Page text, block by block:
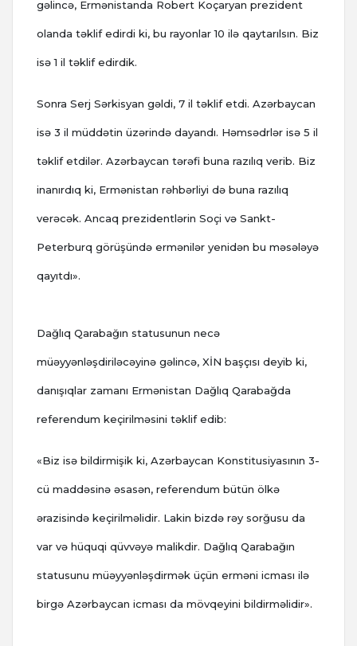
gəlincə, Ermənistanda Robert Koçaryan prezident
olanda təklif edirdi ki, bu rayonlar 10 ilə qaytarılsın. Biz
isə 1 il təklif edirdik.
Sonra Serj Sərkisyan gəldi, 7 il təklif etdi. Azərbaycan
isə 3 il müddətin üzərində dayandı. Həmsədrlər isə 5 il
təklif etdilər. Azərbaycan tərəfi buna razılıq verib. Biz
inanırdıq ki, Ermənistan rəhbərliyi də buna razılıq
verəcək. Ancaq prezidentlərin Soçi və Sankt-
Peterburq görüşündə ermənilər yenidən bu məsələyə
qayıtdı».
Dağlıq Qarabağın statusunun necə
müəyyənləşdiriləcəyinə gəlincə, XİN başçısı deyib ki,
danışıqlar zamanı Ermənistan Dağlıq Qarabağda
referendum keçirilməsini təklif edib:
«Biz isə bildirmişik ki, Azərbaycan Konstitusiyasının 3-
cü maddəsinə əsasən, referendum bütün ölkə
ərazisində keçirilməlidir. Lakin bizdə rəy sorğusu da
var və hüquqi qüvvəyə malikdir. Dağlıq Qarabağın
statusunu müəyyənləşdirmək üçün erməni icması ilə
birgə Azərbaycan icması da mövqeyini bildirməlidir».